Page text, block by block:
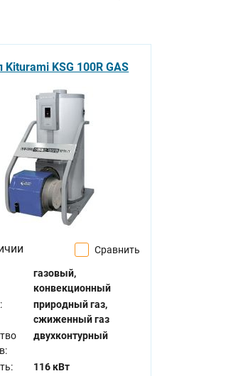
Kiturami KSG 100R GAS
Сравнить
газовый,
конвекционный
природный газ,
сжиженный газ
двухконтурный
116 кВт